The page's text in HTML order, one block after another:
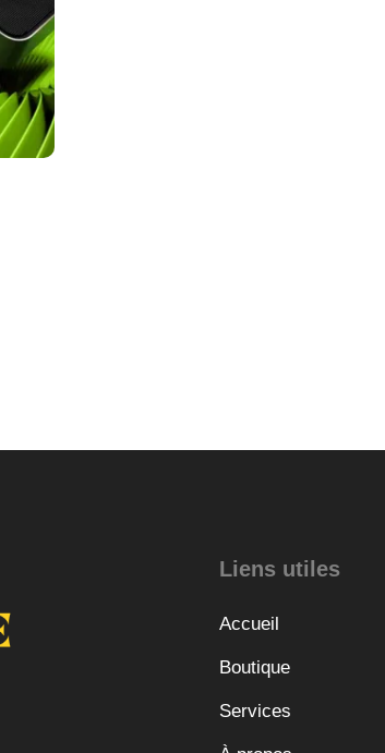
Liens utiles
Accueil
Boutique
Services